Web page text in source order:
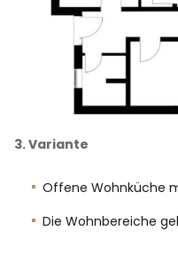
3. Variante
Offene Wohnküche
Die Wohnbereiche